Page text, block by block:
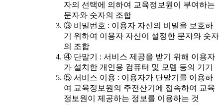
자의 선택에 의하여 교육정보원이 부여하는
문자와 숫자의 조합
③ 비밀번호 : 이용자 자신의 비밀을 보호하
기 위하여 이용자 자신이 설정한 문자와 숫자
의 조합
④ 단말기 : 서비스 제공을 받기 위해 이용자
가 설치한 개인용 컴퓨터 및 모뎀 등의 기기
⑤ 서비스 이용 : 이용자가 단말기를 이용하
여 교육정보원의 주전산기에 접속하여 교육
정보원이 제공하는 정보를 이용하는 것